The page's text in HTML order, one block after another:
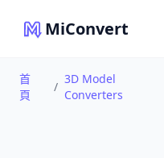
MiConvert
首
頁
/
3D Model
Converters